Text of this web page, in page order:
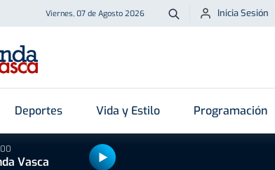
Viernes, 07 de Agosto 2026 Buscar
Inicia Sesión
Deportes Vida y Estilo Programación
Vasca